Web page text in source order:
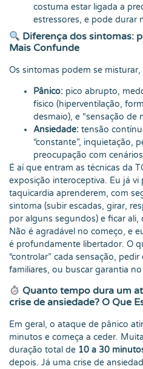
costuma estar ligada a
estressores, e pode durar
Diferença dos sintomas:
Mais Confunde
Os sintomas podem se
Pânico: pico abrupto,
físico (hiperventilação,
desmaio), e “sensação de
Ansiedade: tensão
“constante”, inquietação,
preocupação com
É aí que entram as técnicas da
exposição interoceptiva. Eu já vi
taquicardia aprenderem, com
sintoma (subir escadas, girar,
por alguns segundos) e ficar
Não é agradável no começo, e
é profundamente libertador. O
“controlar” cada sensação,
familiares, ou buscar garantia
Quanto tempo dura um
crise de ansiedade? O Que
Em geral, o ataque de pânico
minutos e começa a ceder.
duração total de 10 a 30
depois. Já uma crise de